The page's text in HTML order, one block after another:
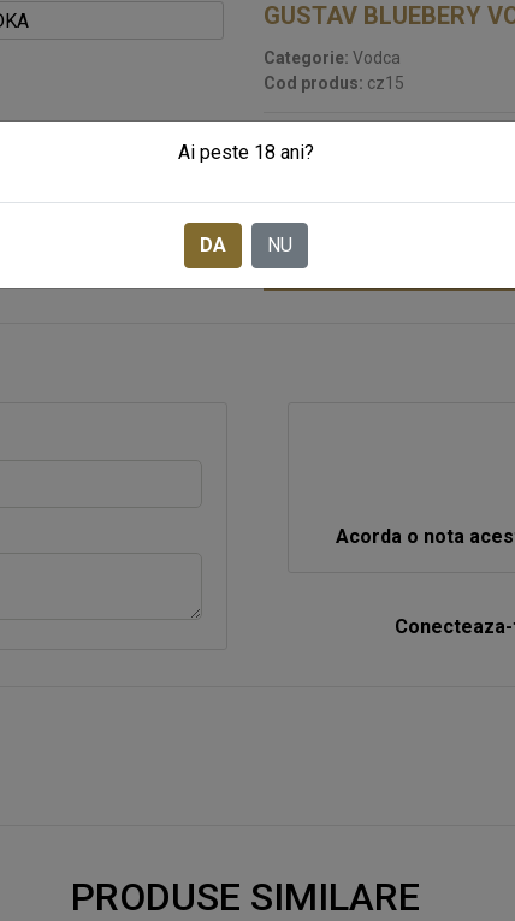
GUSTAV BLUEBERY
Categorie: Vodca
Cod produs: cz15
STOC EPUIZAT
SOLICITA CADOURI
Acorda o nota
PRODUSE SIMILARE
Ai peste 18 ani?
DA NU